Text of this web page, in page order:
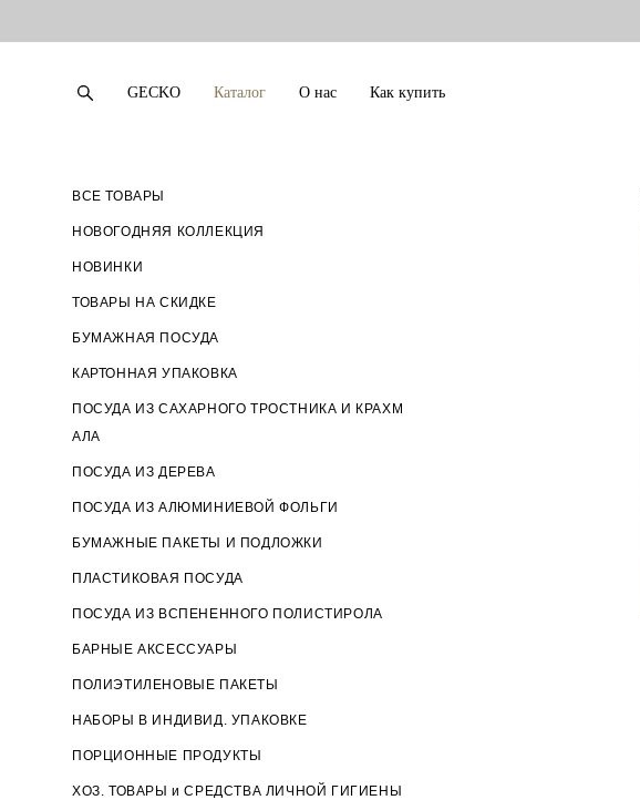
GECKO Каталог О нас Как купить
ВСЕ ТОВАРЫ
НОВОГОДНЯЯ КОЛЛЕКЦИЯ
НОВИНКИ
ТОВАРЫ НА СКИДКЕ
БУМАЖНАЯ ПОСУДА
КАРТОННАЯ УПАКОВКА
ПОСУДА ИЗ САХАРНОГО ТРОСТНИКА И КРАХМ
АЛА
ПОСУДА ИЗ ДЕРЕВА
ПОСУДА ИЗ АЛЮМИНИЕВОЙ ФОЛЬГИ
БУМАЖНЫЕ ПАКЕТЫ И ПОДЛОЖКИ
ПЛАСТИКОВАЯ ПОСУДА
ПОСУДА ИЗ ВСПЕНЕННОГО ПОЛИСТИРОЛА
БАРНЫЕ АКСЕССУАРЫ
ПОЛИЭТИЛЕНОВЫЕ ПАКЕТЫ
НАБОРЫ В ИНДИВИД. УПАКОВКЕ
ПОРЦИОННЫЕ ПРОДУКТЫ
ХОЗ. ТОВАРЫ и СРЕДСТВА ЛИЧНОЙ ГИГИЕНЫ